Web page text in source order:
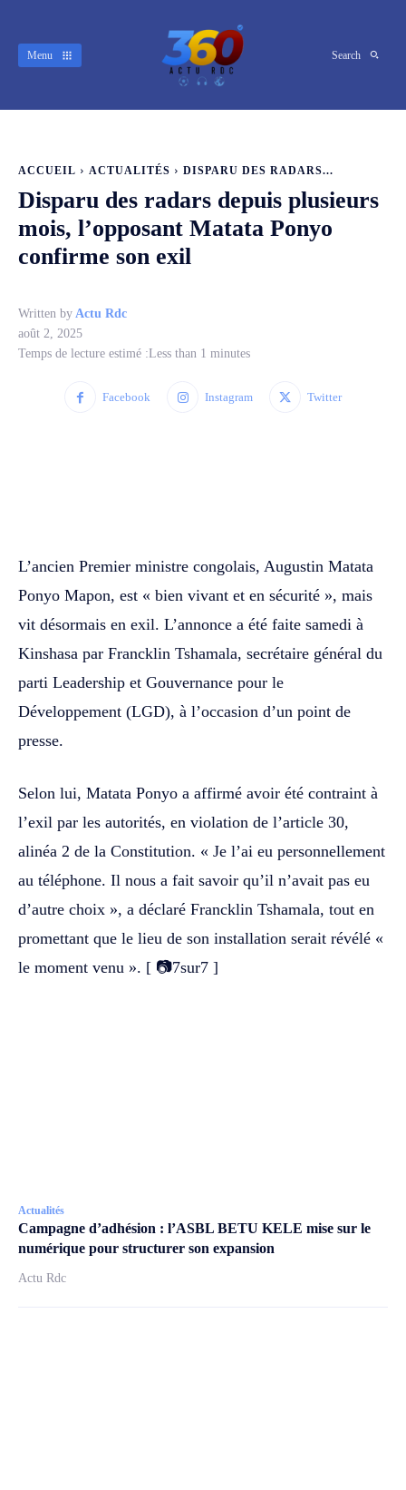
Menu Search
ACCUEIL ACTUALITÉS DISPARU DES RADARS...
Disparu des radars depuis plusieurs
mois, l’opposant Matata Ponyo
confirme son exil
Written by Actu Rdc
août 2, 2025
Temps de lecture estimé :Less than 1 minutes
Facebook Instagram Twitter
L’ancien Premier ministre congolais, Augustin Matata
Ponyo Mapon, est « bien vivant et en sécurité », mais
vit désormais en exil. L’annonce a été faite samedi à
Kinshasa par Francklin Tshamala, secrétaire général du
parti Leadership et Gouvernance pour le
Développement (LGD), à l’occasion d’un point de
presse.
Selon lui, Matata Ponyo a affirmé avoir été contraint à
l’exil par les autorités, en violation de l’article 30,
alinéa 2 de la Constitution. « Je l’ai eu personnellement
au téléphone. Il nous a fait savoir qu’il n’avait pas eu
d’autre choix », a déclaré Francklin Tshamala, tout en
promettant que le lieu de son installation serait révélé «
le moment venu ». [ 📷7sur7 ]
Actualités
Campagne d’adhésion : l’ASBL BETU KELE mise sur le
numérique pour structurer son expansion
Actu Rdc